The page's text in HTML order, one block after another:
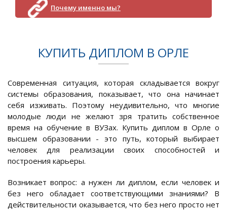
Почему именно мы?
КУПИТЬ ДИПЛОМ В ОРЛЕ
Современная ситуация, которая складывается вокруг
системы образования, показывает, что она начинает
себя изживать. Поэтому неудивительно, что многие
молодые люди не желают зря тратить собственное
время на обучение в ВУЗах. Купить диплом в Орле о
высшем образовании - это путь, который выбирает
человек для реализации своих способностей и
построения карьеры.
Возникает вопрос: а нужен ли диплом, если человек и
без него обладает соответствующими знаниями? В
действительности оказывается, что без него просто нет